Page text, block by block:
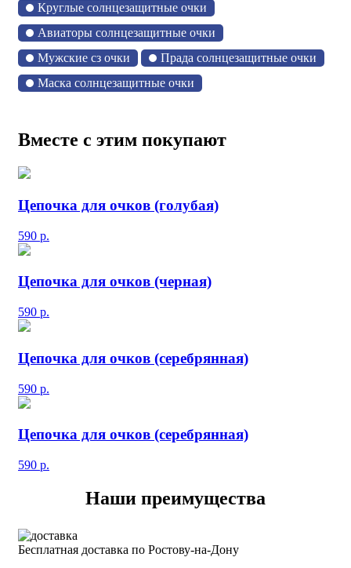
Круглые солнцезащитные очки
Авиаторы солнцезащитные очки
Мужские сз очки
Прада солнцезащитные очки
Маска солнцезащитные очки
Вместе с этим покупают
Цепочка для очков (голубая)
590 р.
Цепочка для очков (черная)
590 р.
Цепочка для очков (серебрянная)
590 р.
Цепочка для очков (серебрянная)
590 р.
Наши преимущества
Бесплатная доставка по Ростову-на-Дону